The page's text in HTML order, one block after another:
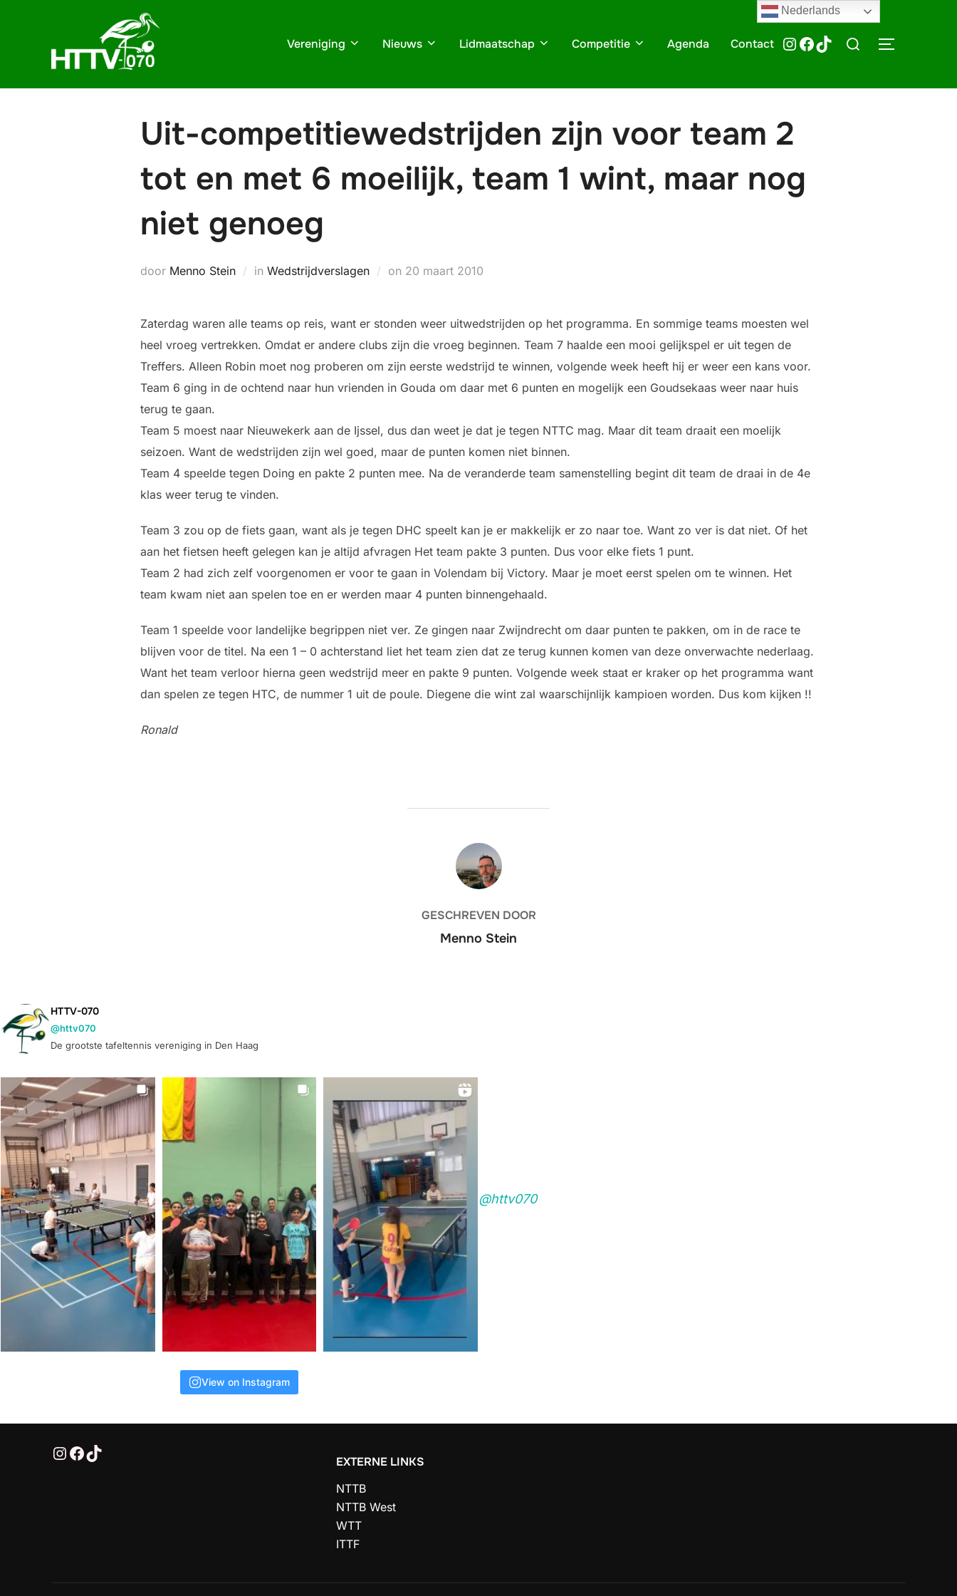
Vereniging Nieuws Lidmaatschap Competitie Agenda Contact @HTTV070
HTTV-070
HTTV-070
Zoek
naar:
TOGGLE
Uit-competitiewedstrijden zijn voor team 2
tot en met 6 moeilijk, team 1 wint, maar nog
niet genoeg
door Menno Stein in Wedstrijdverslagen on Geplaatst
20 maart 2010
Zaterdag waren alle teams op reis, want er stonden weer uitwedstrijden op het programma. En sommige teams moesten wel
heel vroeg vertrekken. Omdat er andere clubs zijn die vroeg beginnen. Team 7 haalde een mooi gelijkspel er uit tegen de
Treffers. Alleen Robin moet nog proberen om zijn eerste wedstrijd te winnen, volgende week heeft hij er weer een kans voor.
Team 6 ging in de ochtend naar hun vrienden in Gouda om daar met 6 punten en mogelijk een Goudsekaas weer naar huis
terug te gaan.
Team 5 moest naar Nieuwekerk aan de Ijssel, dus dan weet je dat je tegen NTTC mag. Maar dit team draait een moelijk
seizoen. Want de wedstrijden zijn wel goed, maar de punten komen niet binnen.
Team 4 speelde tegen Doing en pakte 2 punten mee. Na de veranderde team samenstelling begint dit team de draai in de 4e
klas weer terug te vinden.
Team 3 zou op de fiets gaan, want als je tegen DHC speelt kan je er makkelijk er zo naar toe. Want zo ver is dat niet. Of het
aan het fietsen heeft gelegen kan je altijd afvragen Het team pakte 3 punten. Dus voor elke fiets 1 punt.
Team 2 had zich zelf voorgenomen er voor te gaan in Volendam bij Victory. Maar je moet eerst spelen om te winnen. Het
team kwam niet aan spelen toe en er werden maar 4 punten binnengehaald.
Team 1 speelde voor landelijke begrippen niet ver. Ze gingen naar Zwijndrecht om daar punten te pakken, om in de race te
blijven voor de titel. Na een 1 – 0 achterstand liet het team zien dat ze terug kunnen komen van deze onverwachte nederlaag.
Want het team verloor hierna geen wedstrijd meer en pakte 9 punten. Volgende week staat er kraker op het programma want
dan spelen ze tegen HTC, de nummer 1 uit de poule. Diegene die wint zal waarschijnlijk kampioen worden. Dus kom kijken !!
Ronald
BERICHTAUTEUR
GESCHREVEN DOOR
Menno Stein
HTTV-070
@httv070
De grootste tafeltennis vereniging in Den Haag
View on Instagram
@httv070
@HTTV070
HTTV-070
HTTV-070 EXTERNE LINKS
NTTB
NTTB West
WTT
ITTF
Nederlands